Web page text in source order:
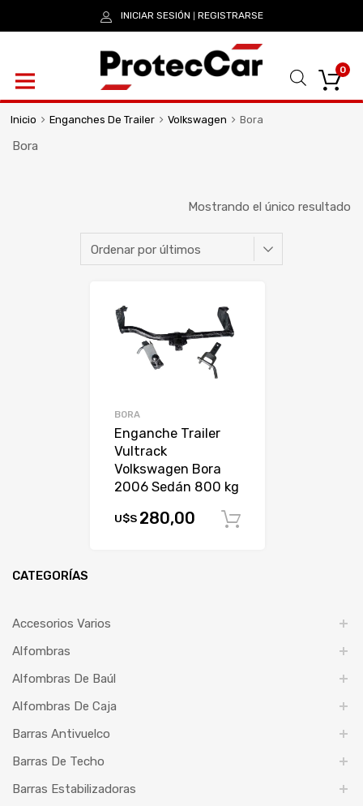
INICIAR SESIÓN REGISTRARSE
0
Inicio Enganches De Trailer Volkswagen Bora
Bora
Mostrando el único resultado
BORA
Enganche Trailer
Vultrack
Volkswagen Bora
2006 Sedán 800 kg
U$S 280,00
CATEGORÍAS
Accesorios Varios
Alfombras
Alfombras De Baúl
Alfombras De Caja
Barras Antivuelco
Barras De Techo
Barras Estabilizadoras